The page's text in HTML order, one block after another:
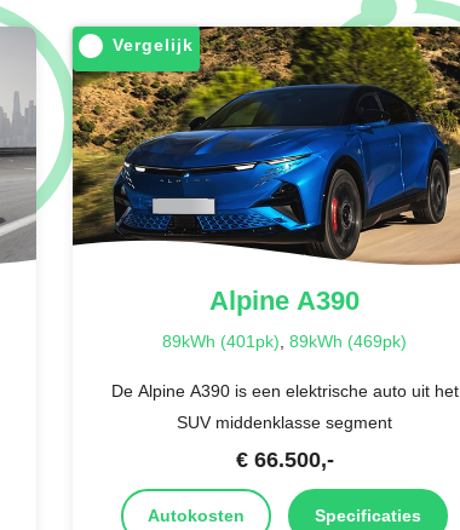
Vergelijk
AlpineA390
89kWh (401pk), 89kWh (469pk)
De Alpine A390 is een elektrische auto uit het
SUV middenklasse segment
€ 66.500,-
Autokosten Specificaties